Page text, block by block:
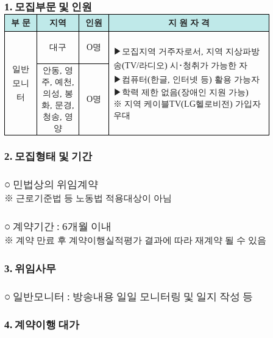
1. 모집부문 및 인원
부 문 지역 인원 지 원 자 격
일반
모니
터
대구 O명
▶모집지역 거주자로서, 지역 지상파방
송(TV/라디오) 시･청취가 가능한 자
▶컴퓨터(한글, 인터넷 등) 활용 가능자
▶학력 제한 없음(장애인 지원 가능)
※ 지역 케이블TV(LG헬로비전) 가입자
우대
안동, 영
주, 예천,
의성, 봉
화, 문경,
청송, 영
양
O명
2. 모집형태 및 기간
○ 민법상의 위임계약
※ 근로기준법 등 노동법 적용대상이 아님
○ 계약기간 : 6개월 이내
※ 계약 만료 후 계약이행실적평가 결과에 따라 재계약 될 수 있음
3. 위임사무
○ 일반모니터 : 방송내용 일일 모니터링 및 일지 작성 등
4. 계약이행 대가